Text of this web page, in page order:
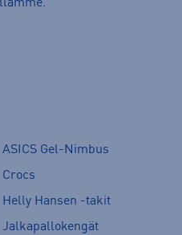
ASICS Gel-Nimbus
Crocs
Helly Hansen -takit
Jalkapallokengät